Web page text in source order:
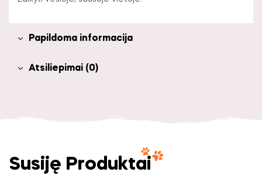
Papildoma informacija
Atsiliepimai (0)
Susiję Produktai